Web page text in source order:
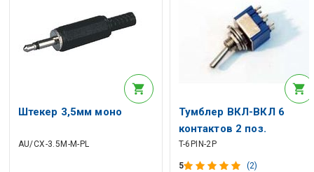
Штекер 3,5мм моно
AU/CX-3.5M-M-PL
Тумблер ВКЛ-ВКЛ 6
контактов 2 поз.
фиксированный 3A /
250V DPDT
T-6PIN-2P
5 (2)